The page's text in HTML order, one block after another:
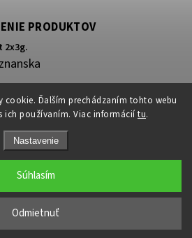
cookie. Ďalším prechádzaním tohto webu
ich používaním. Viac informácií tu.
Nastavenie
Odmietnuť
Súhlasím
PRODUKTOV
2x3g.
ihly. Všetky práva vyhradené.
vytvořil a nakódoval